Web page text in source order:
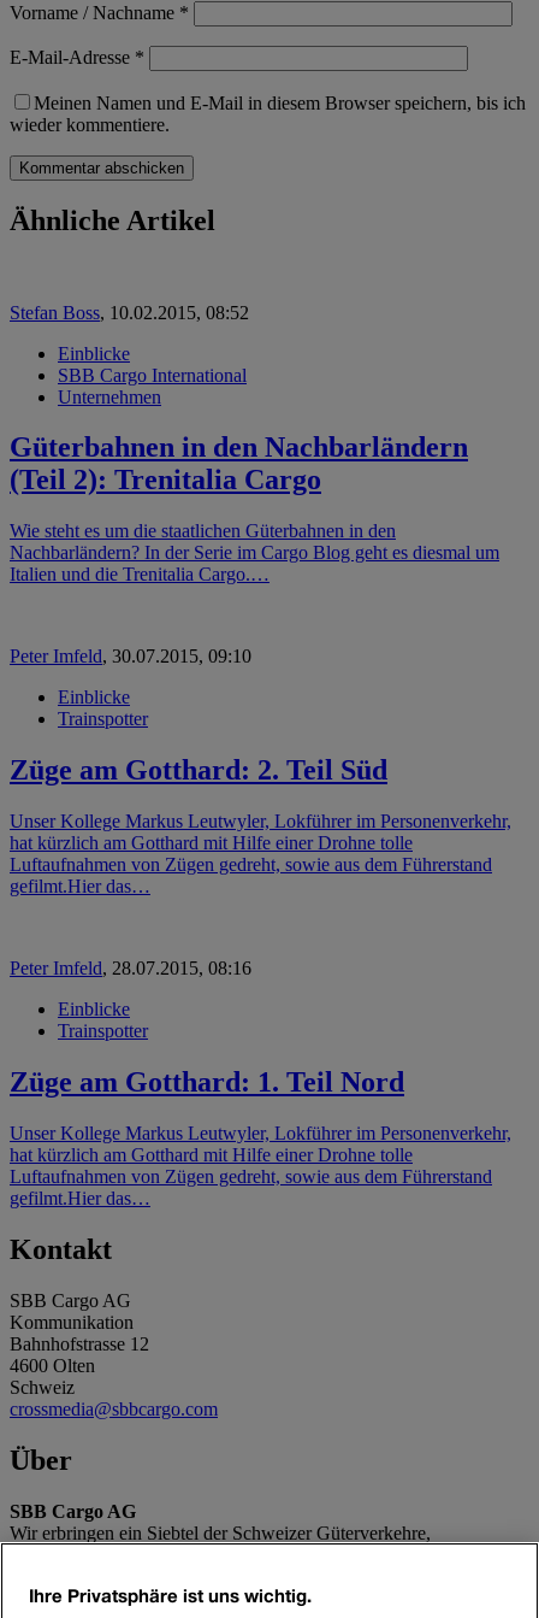
Vorname / Nachname *
E-Mail-Adresse *
Meinen Namen und E-Mail in diesem Browser speichern, bis ich
wieder kommentiere.
Ähnliche Artikel
Stefan Boss, 10.02.2015, 08:52
Einblicke
SBB Cargo International
Unternehmen
Güterbahnen in den Nachbarländern
(Teil 2): Trenitalia Cargo
Wie steht es um die staatlichen Güterbahnen in den
Nachbarländern? In der Serie im Cargo Blog geht es diesmal um
Italien und die Trenitalia Cargo.…
Peter Imfeld, 30.07.2015, 09:10
Einblicke
Trainspotter
Züge am Gotthard: 2. Teil Süd
Unser Kollege Markus Leutwyler, Lokführer im Personenverkehr,
hat kürzlich am Gotthard mit Hilfe einer Drohne tolle
Luftaufnahmen von Zügen gedreht, sowie aus dem Führerstand
gefilmt.Hier das…
Peter Imfeld, 28.07.2015, 08:16
Einblicke
Trainspotter
Züge am Gotthard: 1. Teil Nord
Unser Kollege Markus Leutwyler, Lokführer im Personenverkehr,
hat kürzlich am Gotthard mit Hilfe einer Drohne tolle
Luftaufnahmen von Zügen gedreht, sowie aus dem Führerstand
gefilmt.Hier das…
Kontakt
SBB Cargo AG
Kommunikation
Bahnhofstrasse 12
4600 Olten
Schweiz
crossmedia@sbbcargo.com
Über
SBB Cargo AG
Wir erbringen ein Siebtel der Schweizer Güterverkehre,
Umwelt jährlich um 432 000 Tonnen CO2.
Ihre Privatsphäre ist uns wichtig.